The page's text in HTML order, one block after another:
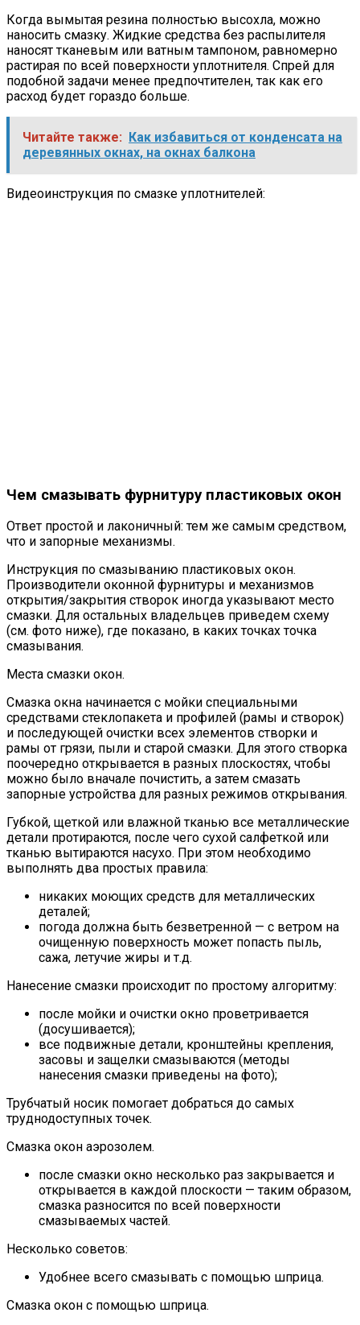
Когда вымытая резина полностью высохла, можно
наносить смазку. Жидкие средства без распылителя
наносят тканевым или ватным тампоном, равномерно
растирая по всей поверхности уплотнителя. Спрей для
подобной задачи менее предпочтителен, так как его
расход будет гораздо больше.
Читайте также: Как избавиться от конденсата на
деревянных окнах, на окнах балкона
Видеоинструкция по смазке уплотнителей:
Чем смазывать фурнитуру пластиковых окон
Ответ простой и лаконичный: тем же самым средством,
что и запорные механизмы.
Инструкция по смазыванию пластиковых окон.
Производители оконной фурнитуры и механизмов
открытия/закрытия створок иногда указывают место
смазки. Для остальных владельцев приведем схему
(см. фото ниже), где показано, в каких точках точка
смазывания.
Места смазки окон.
Смазка окна начинается с мойки специальными
средствами стеклопакета и профилей (рамы и створок)
и последующей очистки всех элементов створки и
рамы от грязи, пыли и старой смазки. Для этого створка
поочередно открывается в разных плоскостях, чтобы
можно было вначале почистить, а затем смазать
запорные устройства для разных режимов открывания.
Губкой, щеткой или влажной тканью все металлические
детали протираются, после чего сухой салфеткой или
тканью вытираются насухо. При этом необходимо
выполнять два простых правила:
никаких моющих средств для металлических
деталей;
погода должна быть безветренной — с ветром на
очищенную поверхность может попасть пыль,
сажа, летучие жиры и т.д.
Нанесение смазки происходит по простому алгоритму:
после мойки и очистки окно проветривается
(досушивается);
все подвижные детали, кронштейны крепления,
засовы и защелки смазываются (методы
нанесения смазки приведены на фото);
Трубчатый носик помогает добраться до самых
труднодоступных точек.
Смазка окон аэрозолем.
после смазки окно несколько раз закрывается и
открывается в каждой плоскости — таким образом,
смазка разносится по всей поверхности
смазываемых частей.
Несколько советов:
Удобнее всего смазывать с помощью шприца.
Смазка окон с помощью шприца.